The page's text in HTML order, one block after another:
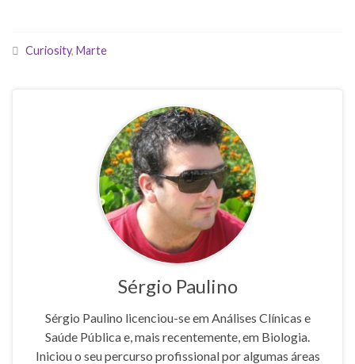
Curiosity, Marte
Sérgio Paulino
Sérgio Paulino licenciou-se em Análises Clínicas e
Saúde Pública e, mais recentemente, em Biologia.
Iniciou o seu percurso profissional por algumas áreas